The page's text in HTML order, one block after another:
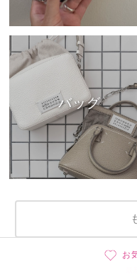
お
バッグ